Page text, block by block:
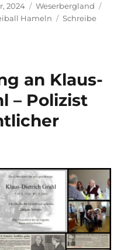
2024 Kategorien
Weserbergland
Hameln
Schreibe
an Klaus-
– Polizist